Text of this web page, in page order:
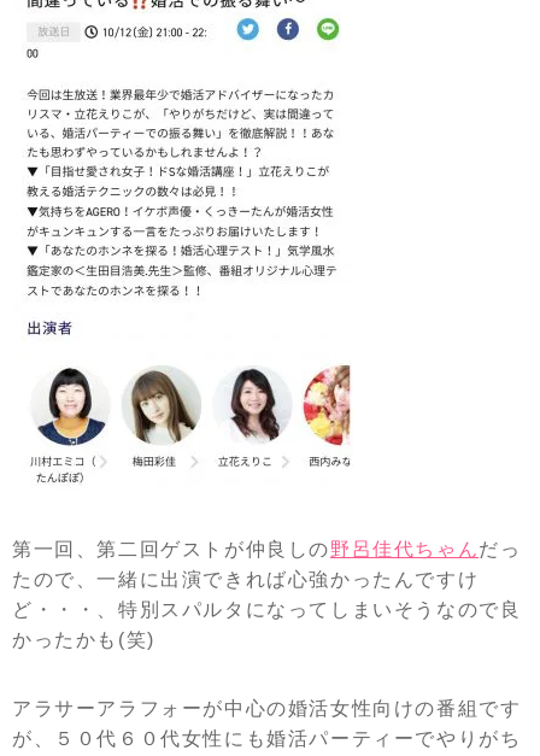
第一回、第二回ゲストが仲良しの野呂佳代ちゃんだっ
たので、一緒に出演できれば心強かったんですけ
ど・・・、特別スパルタになってしまいそうなので良
かったかも(笑)
アラサーアラフォーが中心の婚活女性向けの番組です
が、５０代６０代女性にも婚活パーティーでやりがち